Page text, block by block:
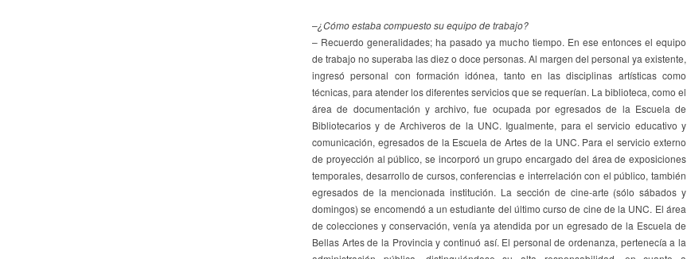
–¿Cómo estaba compuesto su equipo de trabajo?
– Recuerdo generalidades; ha pasado ya mucho tiempo. En ese entonces el equipo
de trabajo no superaba las diez o doce personas. Al margen del personal ya existente,
ingresó personal con formación idónea, tanto en las disciplinas artísticas como
técnicas, para atender los diferentes servicios que se requerían. La biblioteca, como el
área de documentación y archivo, fue ocupada por egresados de la Escuela de
Bibliotecarios y de Archiveros de la UNC. Igualmente, para el servicio educativo y
comunicación, egresados de la Escuela de Artes de la UNC. Para el servicio externo
de proyección al público, se incorporó un grupo encargado del área de exposiciones
temporales, desarrollo de cursos, conferencias e interrelación con el público, también
egresados de la mencionada institución. La sección de cine-arte (sólo sábados y
domingos) se encomendó a un estudiante del último curso de cine de la UNC. El área
de colecciones y conservación, venía ya atendida por un egresado de la Escuela de
Bellas Artes de la Provincia y continuó así. El personal de ordenanza, pertenecía a la